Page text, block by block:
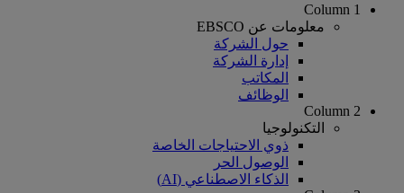
Column 1
معلومات عن EBSCO
حول الشركة
إدارة الشركة
المكاتب
الوظائف
Column 2
التكنولوجيا
ذوي الاحتياجات الخاصة
الوصول الحر
الذكاء الاصطناعي (AI)